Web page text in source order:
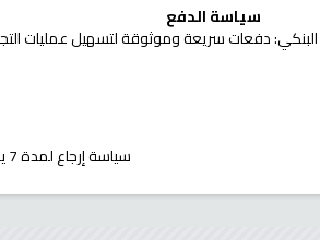
سياسة الدفع
دفعات سريعة وموثوقة لتسهيل عمليات
سياسة إرجاع لمدة 7 يوم لتجربة تسوق سلسة. تطبق الشروط والأحكام